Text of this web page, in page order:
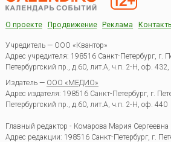
О проекте Продвижение Реклама
Учредитель — ООО «Квантор»
Адрес учредителя: 198516 Санкт-Петербург, г.
Петербургский пр., д.60, лит.А, ч.п. 2-Н, оф.
Издатель — ООО «МЕДИО»
Адрес издателя: 198516 Санкт-Петербург, г.
Петербургский пр., д.60, лит.А, ч.п. 2-Н, оф. 440
Главный редактор - Комарова Мария Сергеевна
Адрес редакции: 198516 Санкт-Петербург, г.